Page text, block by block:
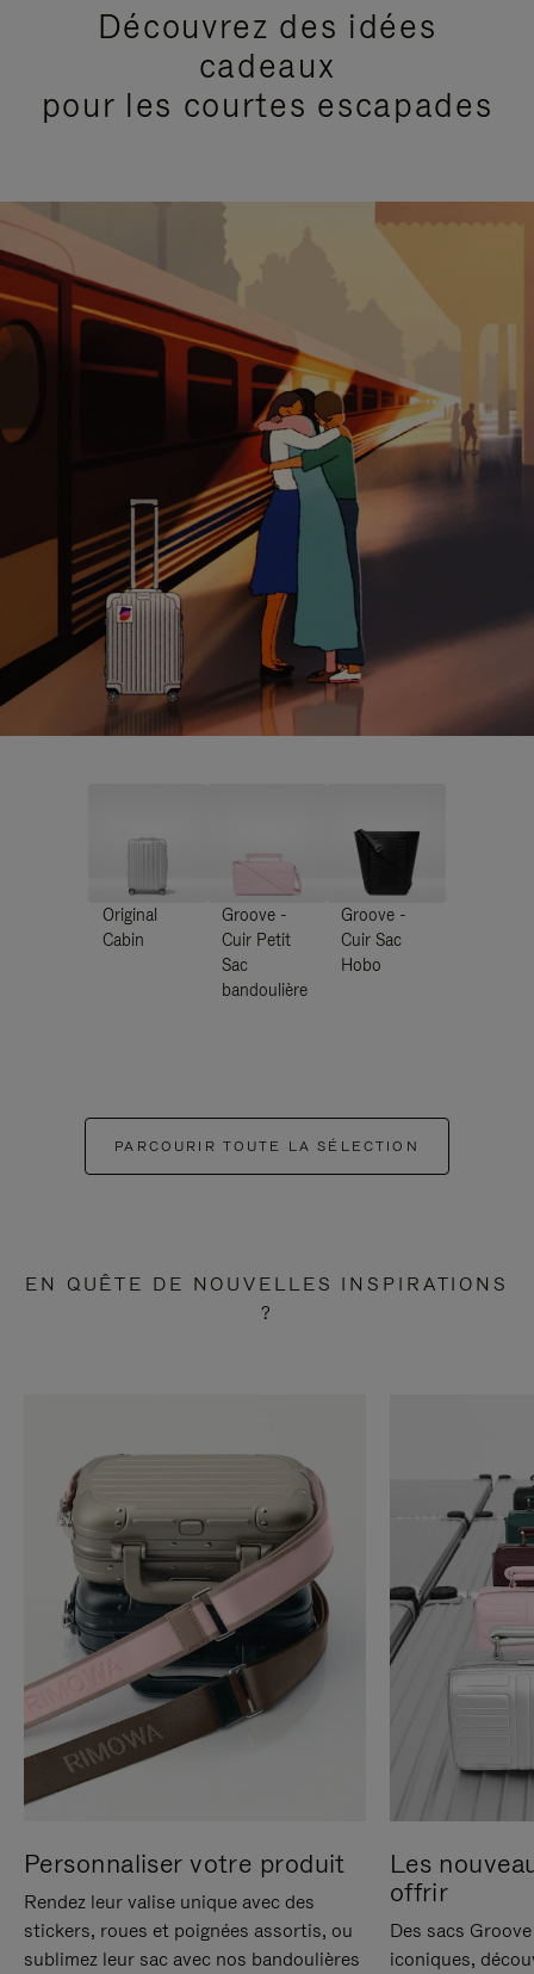
Découvrez des idées
cadeaux
pour les courtes escapades
Original
Cabin
Groove -
Cuir Petit
Sac
bandoulière
Groove -
Cuir Sac
Hobo
PARCOURIR TOUTE LA SÉLECTION
EN QUÊTE DE NOUVELLES INSPIRATIONS
?
Personnaliser votre produit
Rendez leur valise unique avec des
stickers, roues et poignées assortis, ou
sublimez leur sac avec nos bandoulières
Les
offrir
Des sacs
iconiques,